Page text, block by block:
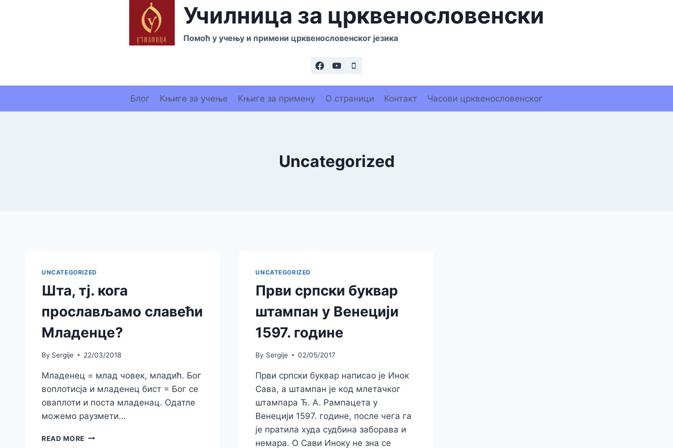
Училница за црквенословенски
Помоћ у учењу и примени црквенословенског језика
Блог Књиге за учење Књиге за примену О страници Контакт Часови црквенословенског
Uncategorized
UNCATEGORIZED
Шта, тј. кога
прослављамо славећи
Младенце?
By Sergije 22/03/2018
Младенец = млад човек, младић. Бог
воплотисја и младенец бист = Бог се
оваплоти и поста младенац. Одатле
можемо раузмети…
READ MORE ШТА,
UNCATEGORIZED
Први српски буквар
штампан у Венецији
1597. године
By Sergije 02/05/2017
Први српски буквар написао је Инок
Сава, а штампан је код млетачког
штампара Ђ. А. Рампацета у
Венецији 1597. године, после чега га
је пратила худа судбина заборава и
немара. О Сави Иноку не зна се